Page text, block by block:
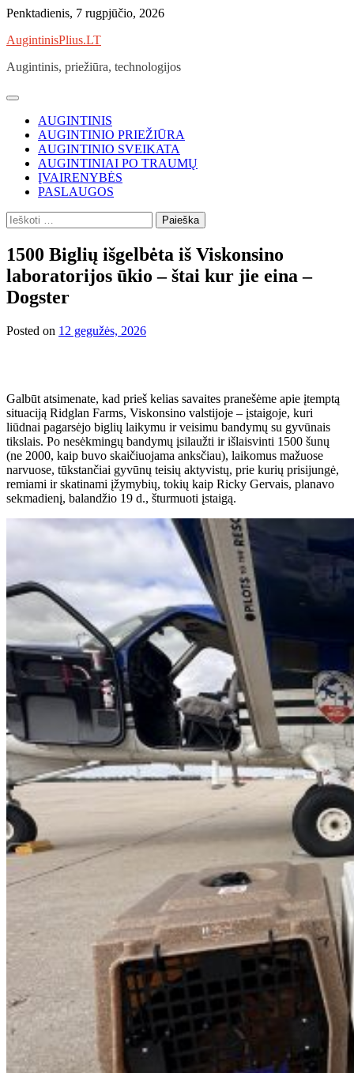
Skip
content
Penktadienis, 7 rugpjūčio, 2026
AugintinisPlius.LT
Augintinis, priežiūra, technologijos
AUGINTINIS
AUGINTINIO PRIEŽIŪRA
AUGINTINIO SVEIKATA
AUGINTINIAI PO TRAUMŲ
ĮVAIRENYBĖS
PASLAUGOS
Ieškoti:
1500 Biglių išgelbėta iš Viskonsino
laboratorijos ūkio – štai kur jie eina –
Dogster
Posted on 12 gegužės, 2026
Galbūt atsimenate, kad prieš kelias savaites pranešėme apie įtemptą
situaciją Ridglan Farms, Viskonsino valstijoje – įstaigoje, kuri
liūdnai pagarsėjo biglių laikymu ir veisimu bandymų su gyvūnais
tikslais. Po nesėkmingų bandymų įsilaužti ir išlaisvinti 1500 šunų
(ne 2000, kaip buvo skaičiuojama anksčiau), laikomus mažuose
narvuose, tūkstančiai gyvūnų teisių aktyvistų, prie kurių prisijungė,
remiami ir skatinami įžymybių, tokių kaip Ricky Gervais, planavo
sekmadienį, balandžio 19 d., šturmuoti įstaigą.